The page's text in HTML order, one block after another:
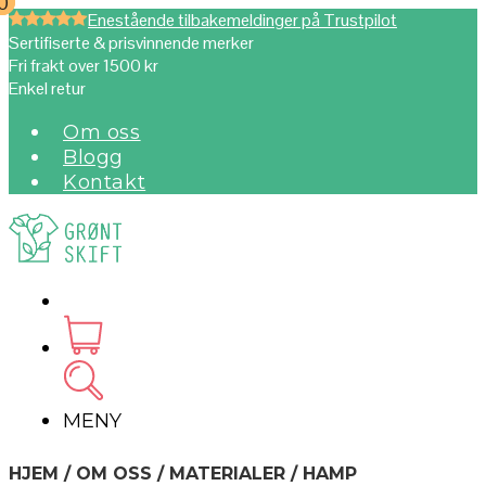
Enestående tilbakemeldinger på Trustpilot
Sertifiserte & prisvinnende merker
Fri frakt over 1500 kr
Enkel retur
Om oss
Blogg
Kontakt
MENY
HJEM / OM OSS / MATERIALER / HAMP